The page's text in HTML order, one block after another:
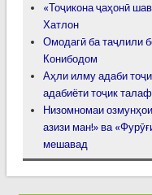
«Тоҷикона ҷаҳонӣ
Хатлон
Омодагӣ ба таҷлили
Конибодом
Аҳли илму адаби
адабиёти тоҷик
Низомномаи
азизи ман!» ва
мешавад